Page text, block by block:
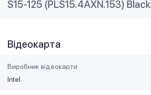
S15-125 (PLS15.4AXN.153) Black
Відеокарта
Виробник відеокарти
Intel